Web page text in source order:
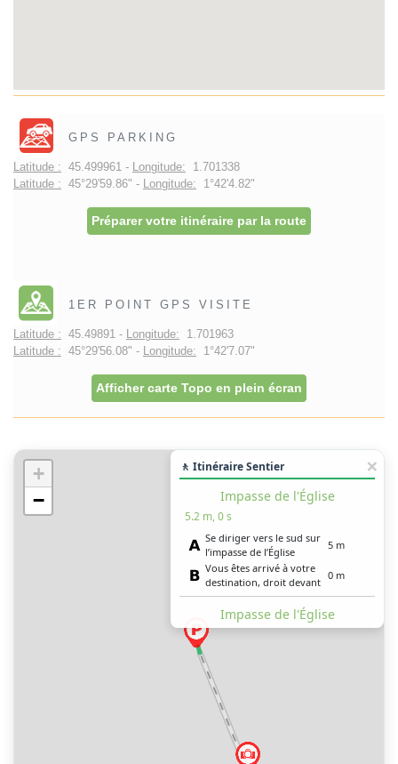
GPS PARKING
Latitude : 45.499961 - Longitude: 1.701338
Latitude : 45°29'59.86" - Longitude: 1°42'4.82"
Préparer votre itinéraire par la route
1ER POINT GPS VISITE
Latitude : 45.49891 - Longitude: 1.701963
Latitude : 45°29'56.08" - Longitude: 1°42'7.07"
Afficher carte Topo en plein écran
+
−
🚶 Itinéraire Sentier
Impasse de l'Église
5.2 m, 0 s
Se diriger vers le sud sur
l’impasse de l’Église
5 m
Vous êtes arrivé à votre
destination, droit devant
0 m
Impasse de l'Église
5.2 m, 0 s
l’impasse de l’Église
Vous êtes arrivé à votre
destination, droit devant